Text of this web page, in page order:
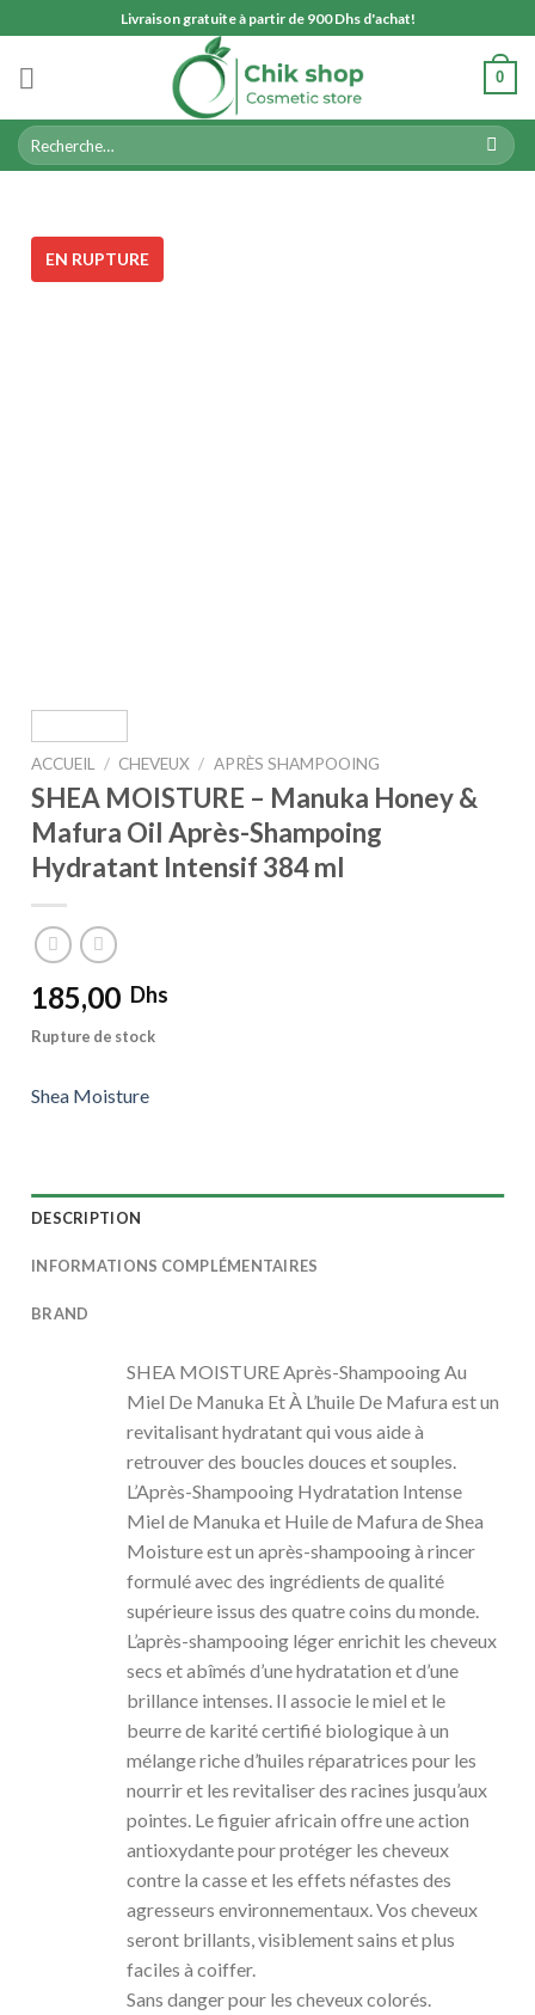
to
content
Livraison gratuite à partir de 900 Dhs d'achat!
0
Recherche
pour :
EN RUPTURE
ACCUEIL / CHEVEUX / APRÈS SHAMPOOING
SHEA MOISTURE – Manuka Honey &
Mafura Oil Après-Shampoing
Hydratant Intensif 384 ml
185,00 Dhs
Rupture de stock
Shea Moisture
DESCRIPTION
INFORMATIONS COMPLÉMENTAIRES
BRAND
SHEA MOISTURE Après-Shampooing Au
Miel De Manuka Et À L’huile De Mafura est un
revitalisant hydratant qui vous aide à
retrouver des boucles douces et souples.
L’Après-Shampooing Hydratation Intense
Miel de Manuka et Huile de Mafura de Shea
Moisture est un après-shampooing à rincer
formulé avec des ingrédients de qualité
supérieure issus des quatre coins du monde.
L’après-shampooing léger enrichit les cheveux
secs et abîmés d’une hydratation et d’une
brillance intenses. Il associe le miel et le
beurre de karité certifié biologique à un
mélange riche d’huiles réparatrices pour les
nourrir et les revitaliser des racines jusqu’aux
pointes. Le figuier africain offre une action
antioxydante pour protéger les cheveux
contre la casse et les effets néfastes des
agresseurs environnementaux. Vos cheveux
seront brillants, visiblement sains et plus
faciles à coiffer.
Sans danger pour les cheveux colorés.